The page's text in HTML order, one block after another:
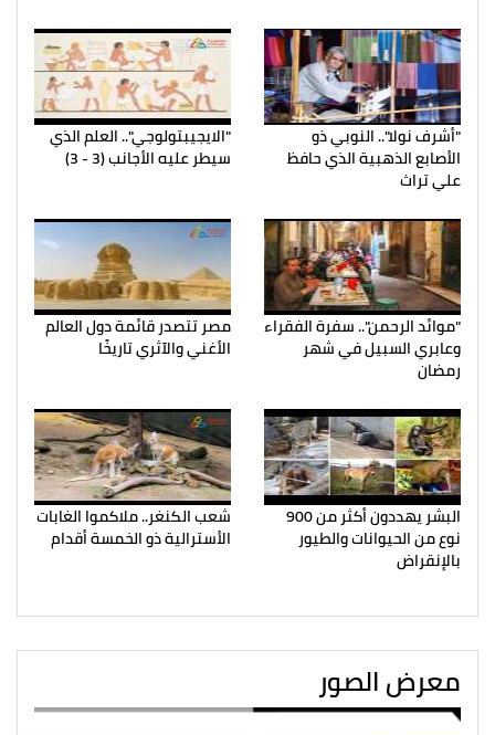
"أشرف نولا".. النوبي ذو
الأصابع الذهبية الذي حافظ
علي تراث
"الايجيبتولوجي".. العلم الذي
سيطر عليه الأجانب (3 - 3)
"موائد الرحمن".. سفرة الفقراء
وعابري السبيل في شهر
رمضان
مصر تتصدر قائمة دول العالم
الأغني والآثري تاريخًا
البشر يهددون أكثر من 900
نوع من الحيوانات والطيور
بالإنقراض
شعب الكنغر.. ملاكموا الغابات
الأسترالية ذو الخمسة أقدام
معرض الصور